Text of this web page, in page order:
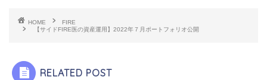
HOME
FIRE
【サイドFIRE医の資産運用】2022年７月ポートフォリオ公開
RELATED POST